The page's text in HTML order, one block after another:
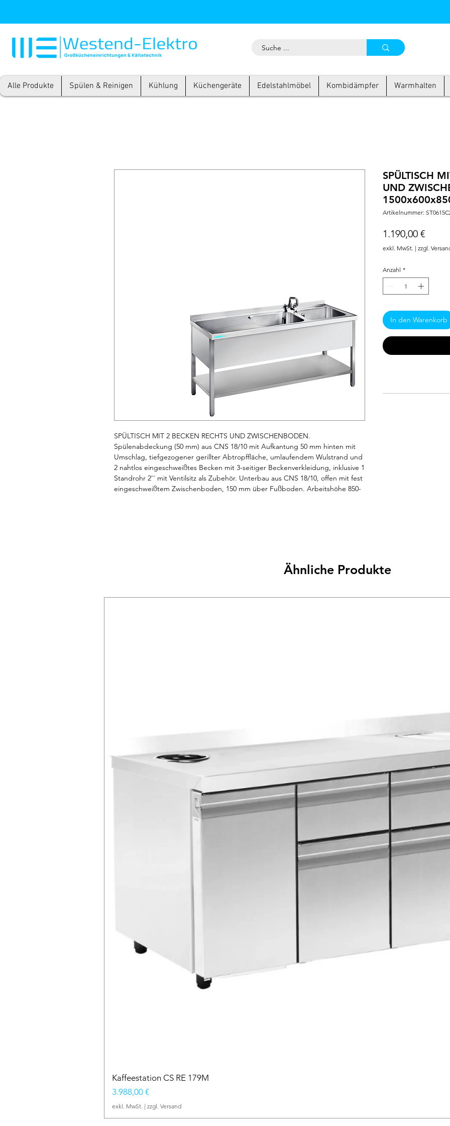
Alle Produkte Spülen & Reinigen Kühlung Küchengeräte Edelstahlmöbel Kombidämpfer Warmhalten
SPÜLTISCH MIT 2 BECKEN RECHTS UND ZWISCHENBODEN.
Spülenabdeckung (50 mm) aus CNS 18/10 mit Aufkantung 50 mm hinten mit
Umschlag, tiefgezogener gerillter Abtropffläche, umlaufendem Wulstrand und
2 nahtlos eingeschweißtes Becken mit 3-seitiger Beckenverkleidung, inklusive 1
Standrohr 2'' mit Ventilsitz als Zubehör. Unterbau aus CNS 18/10, offen mit fest
eingeschweißtem Zwischenboden, 150 mm über Fußboden. Arbeitshöhe 850-
SPÜLTISCH
UND
Artikelnummer:
1.190,00 €Preis
exkl. MwSt. | zzgl.
Anzahl *
In den Warenkorb
Ähnliche Produkte
Kaffeestation CS RE 179M
Preis
3.988,00 €
exkl. MwSt. | zzgl. Versand